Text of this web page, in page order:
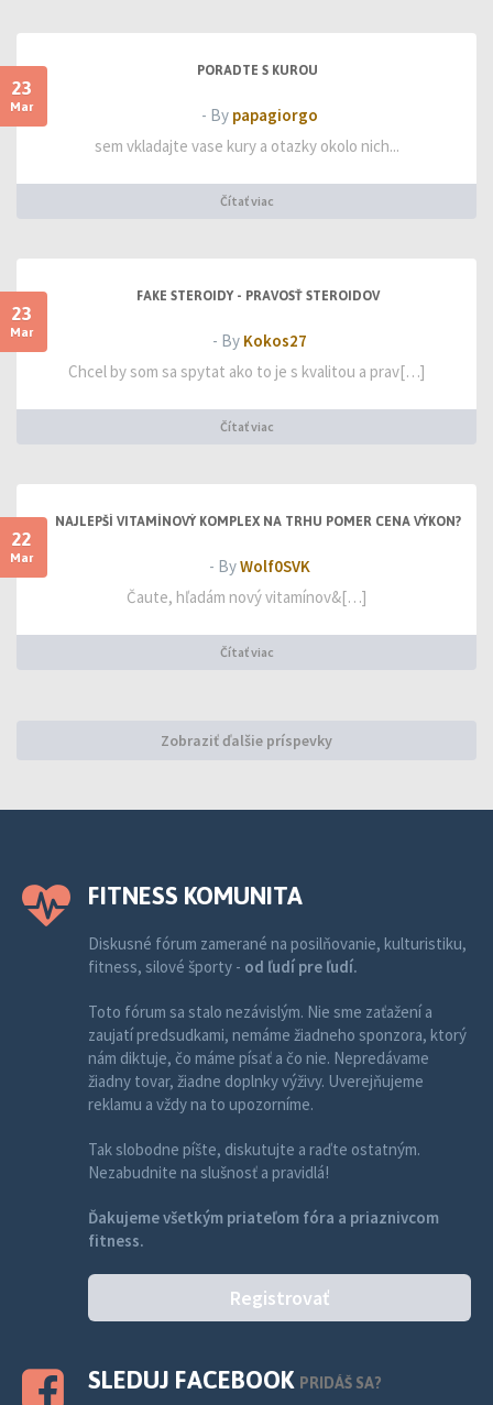
23
Mar
PORADTE S KUROU
- By papagiorgo
sem vkladajte vase kury a otazky okolo nich...
Čítať viac
23
Mar
FAKE STEROIDY - PRAVOSŤ STEROIDOV
- By Kokos27
Chcel by som sa spytat ako to je s kvalitou a prav[…]
Čítať viac
22
Mar
NAJLEPŠÍ VITAMÍNOVÝ KOMPLEX NA TRHU POMER CENA VÝKON?
- ByWolf0SVK
Čaute, hľadám nový vitamínov&[…]
Čítať viac
Zobraziť ďalšie príspevky
FITNESS KOMUNITA
Diskusné fórum zamerané na posilňovanie, kulturistiku,
fitness, silové športy - od ľudí pre ľudí.
Toto fórum sa stalo nezávislým. Nie sme zaťažení a
zaujatí predsudkami, nemáme žiadneho sponzora, ktorý
nám diktuje, čo máme písať a čo nie. Nepredávame
žiadny tovar, žiadne doplnky výživy. Uverejňujeme
reklamu a vždy na to upozorníme.
Tak slobodne píšte, diskutujte a raďte ostatným.
Nezabudnite na slušnosť a pravidlá!
Ďakujeme všetkým priateľom fóra a priaznivcom
fitness.
Registrovať
SLEDUJ FACEBOOK PRIDÁŠ SA?